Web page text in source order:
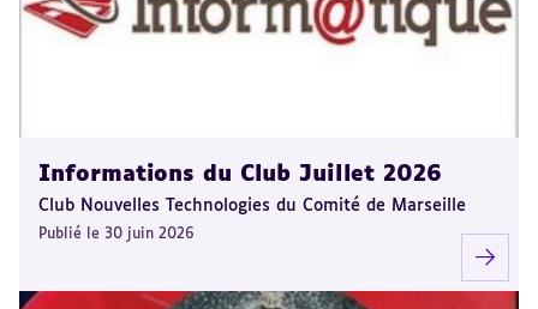
Informations du Club Juillet 2026
Club Nouvelles Technologies du Comité de Marseille
Publié le 30 juin 2026